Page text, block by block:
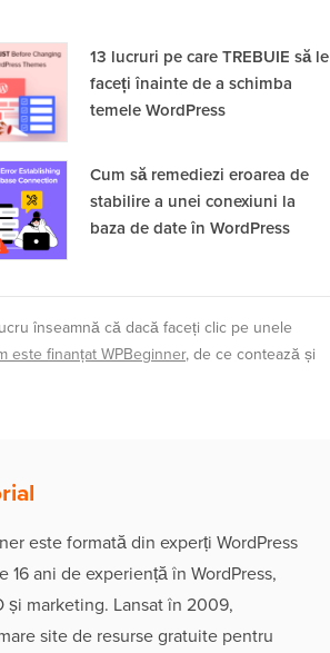
13 lucruri pe care TREBUIE să le
faceți înainte de a schimba
temele WordPress
Cum să remediezi eroarea de
stabilire a unei conexiuni la
baza de date în WordPress
înseamnă că dacă faceți clic pe unele
este finanțat WPBeginner, de ce contează și
este formată din experți WordPress
ani de experiență în WordPress,
și marketing. Lansat în 2009,
site de resurse gratuite pentru